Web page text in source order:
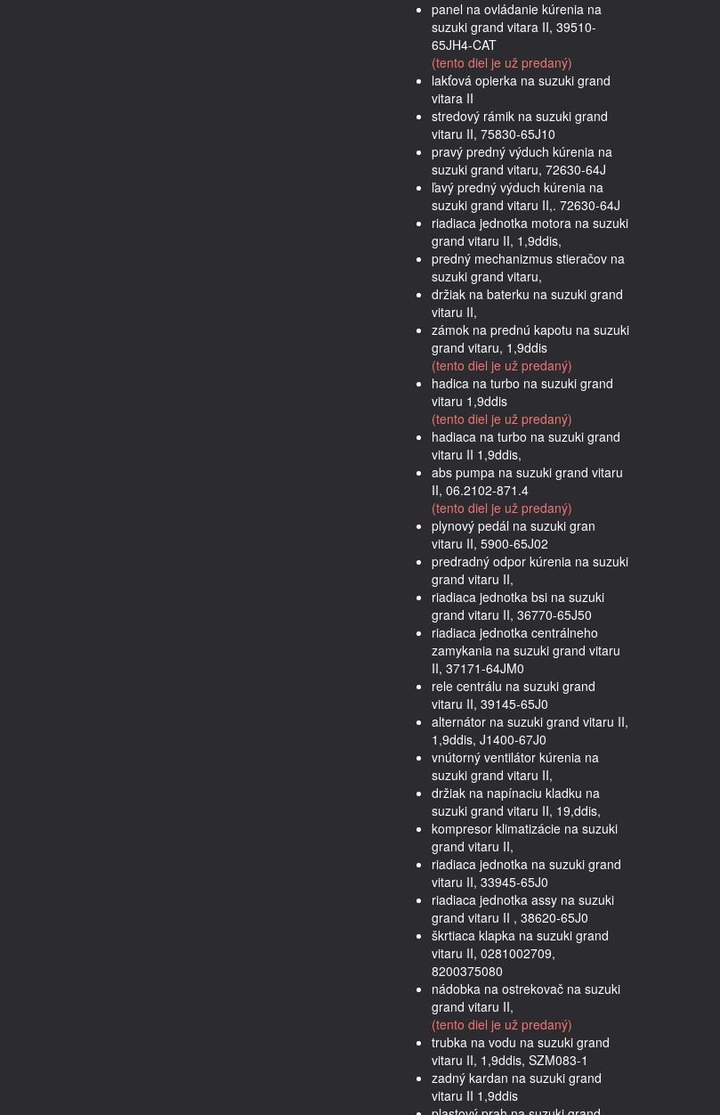
panel na ovládanie kúrenia na
suzuki grand vitara II, 39510-
65JH4-CAT
(tento diel je už predaný)
lakťová opierka na suzuki grand
vitara II
stredový rámik na suzuki grand
vitaru II, 75830-65J10
pravý predný výduch kúrenia na
suzuki grand vitaru, 72630-64J
ľavý predný výduch kúrenia na
suzuki grand vitaru II,. 72630-64J
riadiaca jednotka motora na suzuki
grand vitaru II, 1,9ddis,
predný mechanizmus stieračov na
suzuki grand vitaru,
držiak na baterku na suzuki grand
vitaru II,
zámok na prednú kapotu na suzuki
grand vitaru, 1,9ddis
(tento diel je už predaný)
hadica na turbo na suzuki grand
vitaru 1,9ddis
(tento diel je už predaný)
hadiaca na turbo na suzuki grand
vitaru II 1,9ddis,
abs pumpa na suzuki grand vitaru
II, 06.2102-871.4
(tento diel je už predaný)
plynový pedál na suzuki gran
vitaru II, 5900-65J02
predradný odpor kúrenia na suzuki
grand vitaru II,
riadiaca jednotka bsi na suzuki
grand vitaru II, 36770-65J50
riadiaca jednotka centrálneho
zamykania na suzuki grand vitaru
II, 37171-64JM0
rele centrálu na suzuki grand
vitaru II, 39145-65J0
alternátor na suzuki grand vitaru II,
1,9ddis, J1400-67J0
vnútorný ventilátor kúrenia na
suzuki grand vitaru II,
držiak na napínaciu kladku na
suzuki grand vitaru II, 19,ddis,
kompresor klimatizácie na suzuki
grand vitaru II,
riadiaca jednotka na suzuki grand
vitaru II, 33945-65J0
riadiaca jednotka assy na suzuki
grand vitaru II , 38620-65J0
škrtiaca klapka na suzuki grand
vitaru II, 0281002709,
8200375080
nádobka na ostrekovač na suzuki
grand vitaru II,
(tento diel je už predaný)
trubka na vodu na suzuki grand
vitaru II, 1,9ddis, SZM083-1
zadný kardan na suzuki grand
vitaru II 1,9ddis